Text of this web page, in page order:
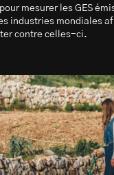
mesurer les GES
industries mondiales
contre celles-ci.